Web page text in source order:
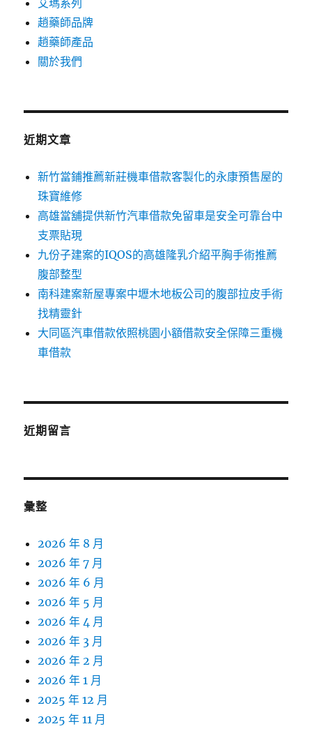
艾瑪系列
趙藥師品牌
趙藥師產品
關於我們
近期文章
新竹當鋪推薦新莊機車借款客製化的永康預售屋的
珠寶維修
高雄當舖提供新竹汽車借款免留車是安全可靠台中
支票貼現
九份子建案的IQOS的高雄隆乳介紹平胸手術推薦
腹部整型
南科建案新屋專案中壢木地板公司的腹部拉皮手術
找精靈針
大同區汽車借款依照桃園小額借款安全保障三重機
車借款
近期留言
彙整
2026 年 8 月
2026 年 7 月
2026 年 6 月
2026 年 5 月
2026 年 4 月
2026 年 3 月
2026 年 2 月
2026 年 1 月
2025 年 12 月
2025 年 11 月